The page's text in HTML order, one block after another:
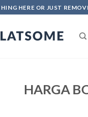
HERE OR JUST
HARGA